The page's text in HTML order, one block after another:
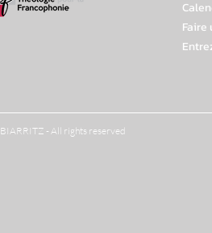
Faire
BIARRITZ - All rights reserved